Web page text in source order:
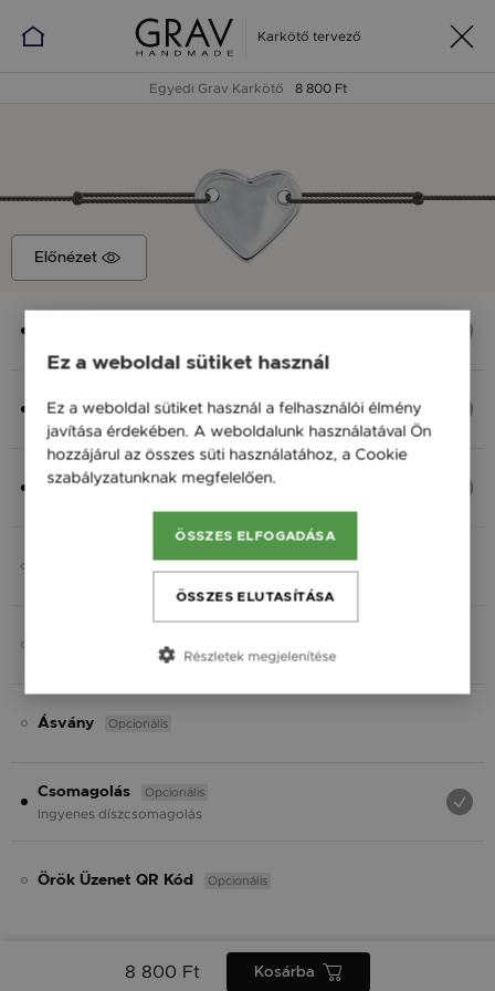
Karkötő tervező
Egyedi Grav Karkötő 8 800 Ft
Előnézet
Ezüst 925, M - kb 18 cm
8 800 Ft
Fonal
Opcionális
Opcionális
Ásvány Opcionális
Csomagolás Opcionális
Ingyenes díszcsomagolás
Örök Üzenet QR Kód Opcionális
8 800 Ft Kosárba
Ez a weboldal sütiket használ
Ez a weboldal sütiket használ a felhasználói élmény
javítása érdekében. A weboldalunk használatával Ön
hozzájárul az összes süti használatához, a Cookie
szabályzatunknak megfelelően.
ÖSSZES ELFOGADÁSA
ÖSSZES ELUTASÍTÁSA
Részletek megjelenítése